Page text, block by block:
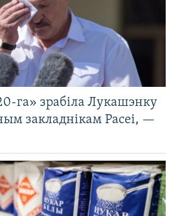
га» зрабіла Лукашэнку
закладнікам Расеі, —